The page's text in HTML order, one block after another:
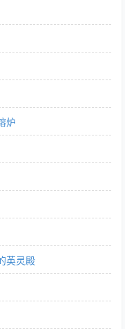
炉
英灵殿